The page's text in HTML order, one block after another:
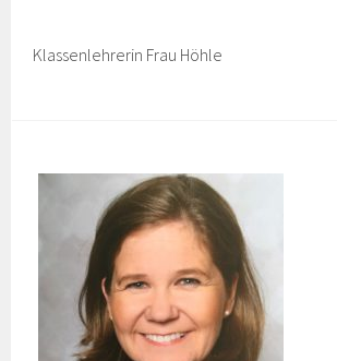
Klassenlehrerin Frau Höhle